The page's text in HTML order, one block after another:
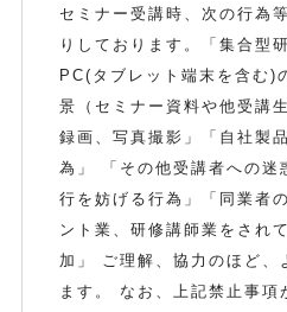
セミナー受講時、次の行為
りしております。「集合型
PC(タブレット端末を含む)
景（セミナー資料や他受講
録画、写真撮影」「自社製
為」 「その他受講者への迷
行を妨げる行為」「同業者
ント業、研修講師業をされ
加」 ご理解、協力のほど、
ます。 なお、上記禁止事項